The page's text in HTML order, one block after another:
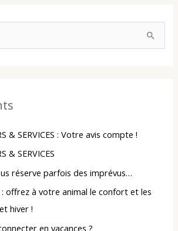
& SERVICES : Votre avis compte !
& SERVICES
réserve parfois des imprévus…
: offrez à votre animal le confort et les
hiver !
en vacances ?